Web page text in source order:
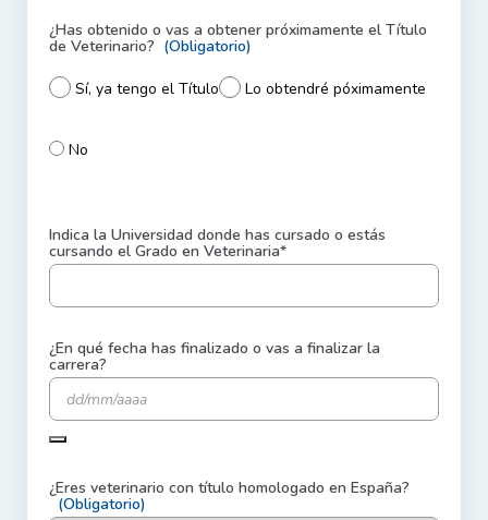
¿Has obtenido o vas a obtener próximamente el Título
de Veterinario? (Obligatorio)
Sí, ya tengo el Título Lo obtendré póximamente
No
Indica la Universidad donde has cursado o estás
cursando el Grado en Veterinaria*
¿En qué fecha has finalizado o vas a finalizar la
carrera?
¿Eres veterinario con título homologado en España?
(Obligatorio)